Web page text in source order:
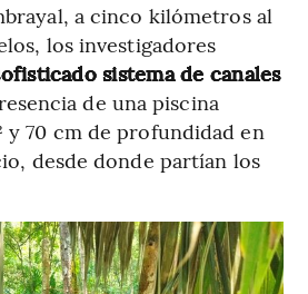
a cinco kilómetros al
los investigadores
sistema de canales
de una piscina
y 70 cm de profundidad en
desde donde partían los